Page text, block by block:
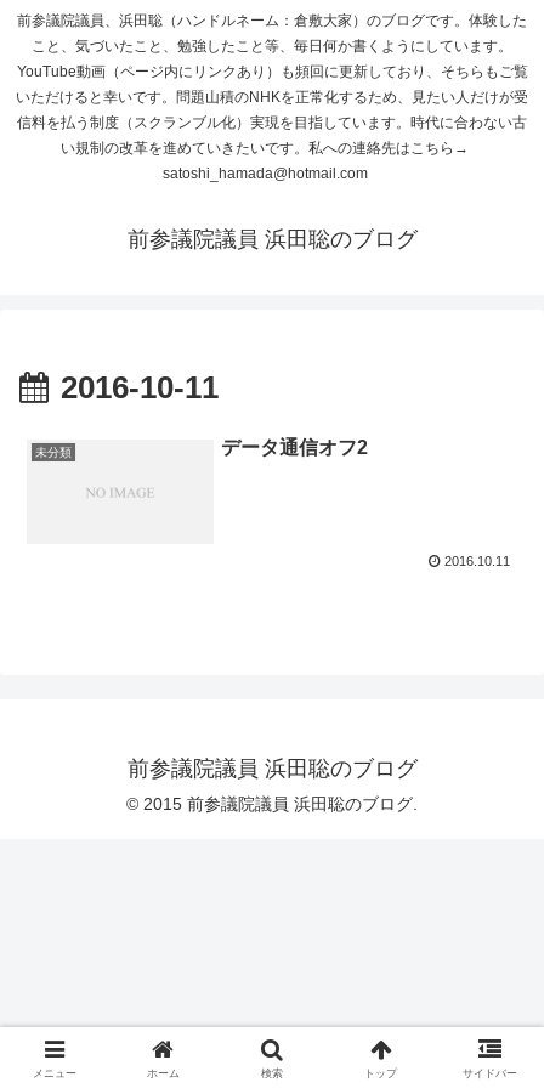
前参議院議員、浜田聡（ハンドルネーム：倉敷大家）のブログです。体験した
こと、気づいたこと、勉強したこと等、毎日何か書くようにしています。
YouTube動画（ページ内にリンクあり）も頻回に更新しており、そちらもご覧
いただけると幸いです。問題山積のNHKを正常化するため、見たい人だけが受
信料を払う制度（スクランブル化）実現を目指しています。時代に合わない古
い規制の改革を進めていきたいです。私への連絡先はこちら→
satoshi_hamada@hotmail.com
前参議院議員 浜田聡のブログ
2016-10-11
未分類 データ通信オフ2
2016.10.11
前参議院議員 浜田聡のブログ
© 2015 前参議院議員 浜田聡のブログ.
メニュー ホーム 検索 トップ サイドバー